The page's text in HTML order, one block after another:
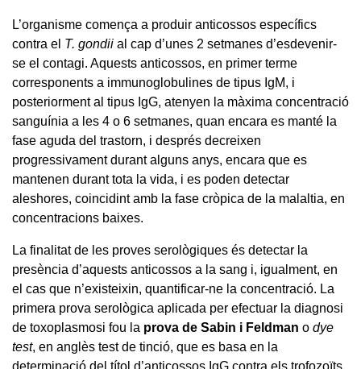
L’organisme comença a produir anticossos específics
contra el T. gondii al cap d’unes 2 setmanes d’esdevenir-
se el contagi. Aquests anticossos, en primer terme
corresponents a immunoglobulines de tipus IgM, i
posteriorment al tipus IgG, atenyen la màxima concentració
sanguínia a les 4 o 6 setmanes, quan encara es manté la
fase aguda del trastorn, i després decreixen
progressivament durant alguns anys, encara que es
mantenen durant tota la vida, i es poden detectar
aleshores, coincidint amb la fase cròpica de la malaltia, en
concentracions baixes.
La finalitat de les proves serològiques és detectar la
presència d’aquests anticossos a la sang i, igualment, en
el cas que n’existeixin, quantificar-ne la concentració. La
primera prova serològica aplicada per efectuar la diagnosi
de toxoplasmosi fou la prova de Sabin i Feldman o dye
test, en anglès test de tinció, que es basa en la
determinació del títol d’anticossos IgG contra els trofozoïts